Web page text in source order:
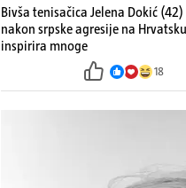
Bivša tenisačica Jelena Dokić
nakon srpske agresije na
inspirira mnoge
18